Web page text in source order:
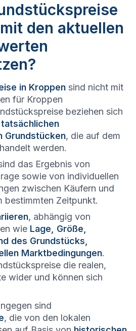
den aktuellen
in Kroppen sind nicht mit
für Kroppen
beziehen sich
tatsächlichen
Grundstücken, die auf dem
werden.
das Ergebnis von
sowie von individuellen
zwischen Käufern und
bestimmten Zeitpunkt.
, abhängig von
wie Lage, Größe,
des Grundstücks,
Marktbedingungen.
die realen,
wider und können sich
sind
, die von den lokalen